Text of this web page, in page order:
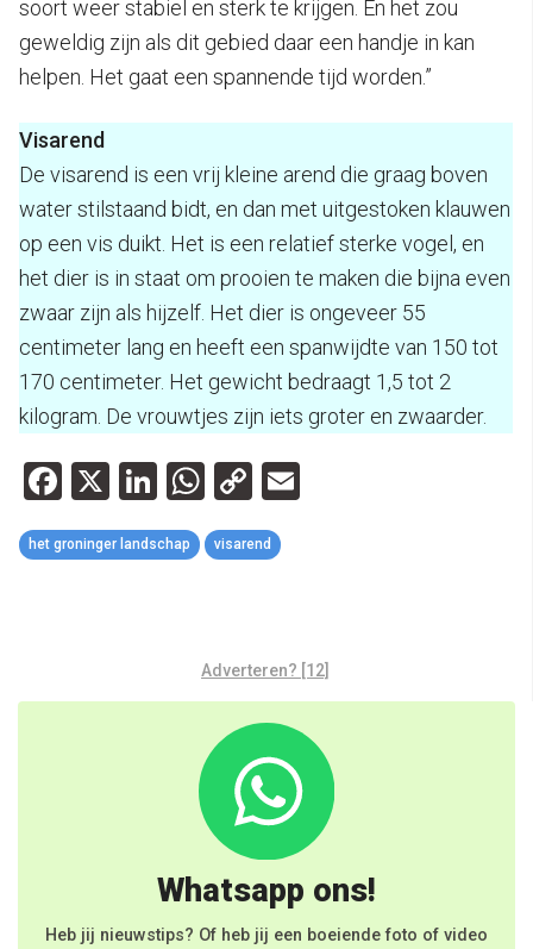
soort weer stabiel en sterk te krijgen. En het zou
geweldig zijn als dit gebied daar een handje in kan
helpen. Het gaat een spannende tijd worden.”
Visarend
De visarend is een vrij kleine arend die graag boven
water stilstaand bidt, en dan met uitgestoken klauwen
op een vis duikt. Het is een relatief sterke vogel, en
het dier is in staat om prooien te maken die bijna even
zwaar zijn als hijzelf. Het dier is ongeveer 55
centimeter lang en heeft een spanwijdte van 150 tot
170 centimeter. Het gewicht bedraagt 1,5 tot 2
kilogram. De vrouwtjes zijn iets groter en zwaarder.
Facebook
X LinkedIn
WhatsApp
Copy
Link
het groninger landschap visarend
Adverteren? [12]
Whatsapp ons!
Heb jij nieuwstips? Of heb jij een boeiende foto of video